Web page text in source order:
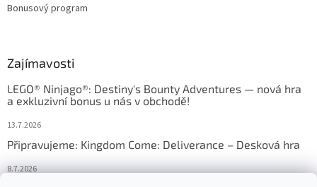
Bonusový program
Zajímavosti
LEGO® Ninjago®: Destiny's Bounty Adventures — nová hra
a exkluzivní bonus u nás v obchodě!
13.7.2026
Připravujeme: Kingdom Come: Deliverance – Desková hra
8.7.2026